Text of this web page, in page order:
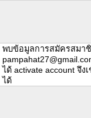
พบข้อมูลการสมัครสมา
ได้ activate account จึง
ได้